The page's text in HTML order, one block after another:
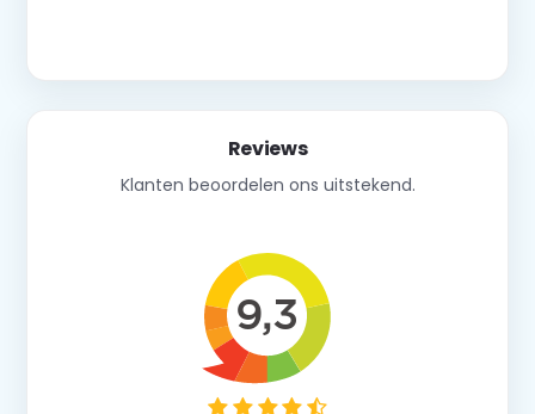
Reviews
Klanten beoordelen ons uitstekend.